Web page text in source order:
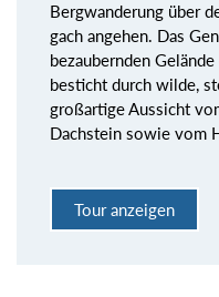
Bergwanderung über
gach angehen. Das
bezaubernden
besticht durch wilde,
großartige Aussicht
Dachstein sowie vom
Tour anzeigen